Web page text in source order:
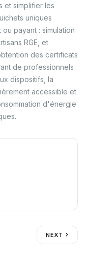
et simplifier les
uniques
payant : simulation
RGE, et
des certificats
de professionnels
dispositifs, la
accessible et
d'énergie
NEXT